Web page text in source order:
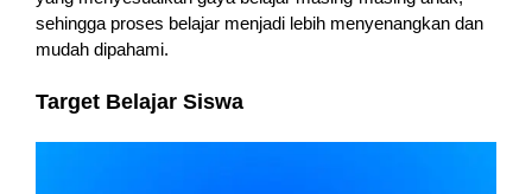
sehingga proses belajar menjadi lebih menyenangkan dan
mudah dipahami.
Target Belajar Siswa